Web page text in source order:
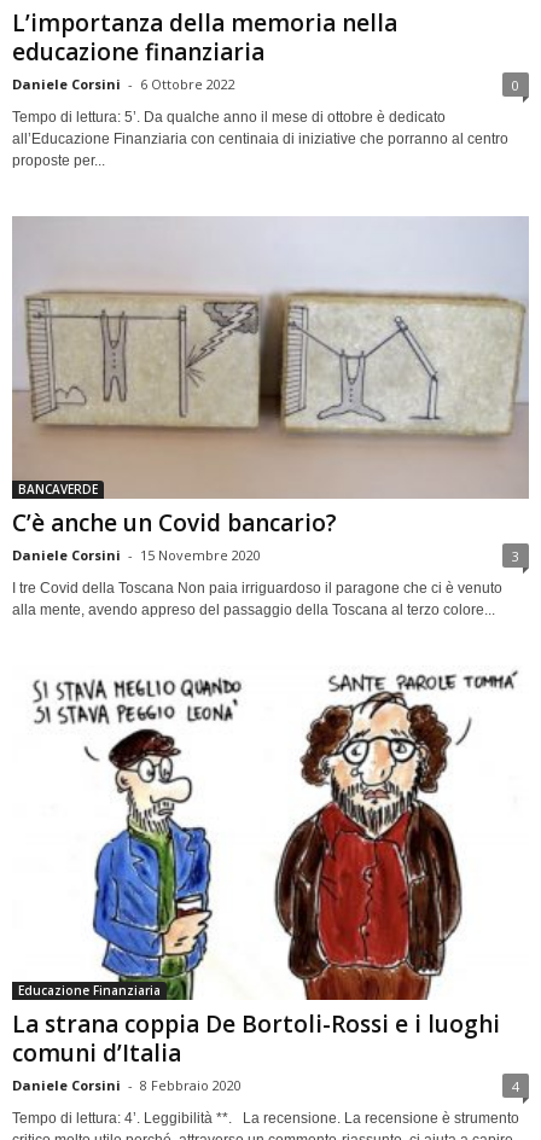
L’importanza della memoria nella
educazione finanziaria
Daniele Corsini - 6 Ottobre 2022 0
Tempo di lettura: 5’. Da qualche anno il mese di ottobre è dedicato
all’Educazione Finanziaria con centinaia di iniziative che porranno al centro
proposte per...
BANCAVERDE
C’è anche un Covid bancario?
Daniele Corsini - 15 Novembre 2020 3
I tre Covid della Toscana Non paia irriguardoso il paragone che ci è venuto
alla mente, avendo appreso del passaggio della Toscana al terzo colore...
Educazione Finanziaria
La strana coppia De Bortoli-Rossi e i luoghi
comuni d’Italia
Daniele Corsini - 8 Febbraio 2020 4
Tempo di lettura: 4’. Leggibilità **. La recensione. La recensione è strumento